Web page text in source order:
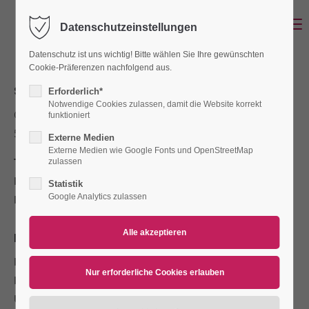
Login
Benutzername
Anmelden
Lost your password?
Support
Lorem ipsum dolor sit amet:
SENOTEC OCHMANN GMBH
Otto-von-Guericke-Str. 20
53757 St. Augustin
Tel:
+49 (0) 22 41 / 25 188-0
Fax:+49 (0) 22 41 / 25 188-22
E-Mail:
info@senotec.de
REGISTERDATEN
Registergericht:
Registernummer:
Umsatzsteuer-Identnr:DE 123116021
Datenschutzeinstellungen
Datenschutz ist uns wichtig! Bitte wählen Sie Ihre gewünschten
Cookie-Präferenzen nachfolgend aus.
Erforderlich*
Notwendige Cookies zulassen, damit die Website korrekt
funktioniert
Externe Medien
Externe Medien wie Google Fonts und OpenStreetMap
zulassen
Statistik
Google Analytics zulassen